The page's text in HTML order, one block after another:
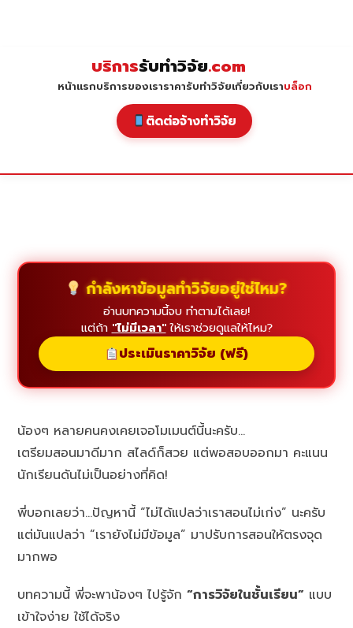
บริการรับทำวิจัย.com
หน้าแรกบริการของเราราคารับทำวิจัยเกี่ยวกับเราบล็อก
ติดต่อจ้างทำวิจัย
กำลังหาข้อมูลทำวิจัยอยู่ใช่ไหม?
อ่านบทความนี้จบ ทำตามได้เลย!
แต่ถ้า "ไม่มีเวลา"ให้เราช่วยดูแลให้ไหม?
ประเมินราคาวิจัย (ฟรี)
น้องๆ หลายคนคงเคยเจอโมเมนต์นี้นะครับ…
เตรียมสอนมาดีมาก สไลด์ก็สวย แต่พอสอบออกมา คะแนน
นักเรียนดันไม่เป็นอย่างที่คิด!
พี่บอกเลยว่า…ปัญหานี้ “ไม่ได้แปลว่าเราสอนไม่เก่ง” นะครับ
แต่มันแปลว่า “เรายังไม่มีข้อมูล” มาปรับการสอนให้ตรงจุด
มากพอ
บทความนี้ พี่จะพาน้องๆ ไปรู้จัก“การวิจัยในชั้นเรียน” แบบ
เข้าใจง่าย ใช้ได้จริง